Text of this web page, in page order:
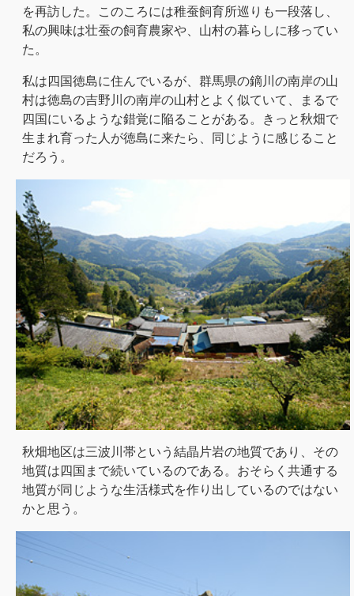
を再訪した。このころには稚蚕飼育所巡りも一段落し、
私の興味は壮蚕の飼育農家や、山村の暮らしに移ってい
た。
私は四国徳島に住んでいるが、群馬県の鏑川の南岸の山
村は徳島の吉野川の南岸の山村とよく似ていて、まるで
四国にいるような錯覚に陥ることがある。きっと秋畑で
生まれ育った人が徳島に来たら、同じように感じること
だろう。
秋畑地区は三波川帯という結晶片岩の地質であり、その
地質は四国まで続いているのである。おそらく共通する
地質が同じような生活様式を作り出しているのではない
かと思う。